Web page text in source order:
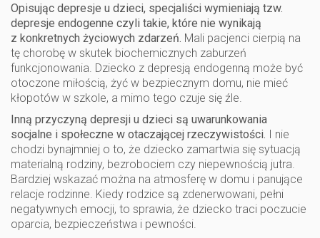
Opisując depresje u dzieci, specjaliści wymieniają tzw.
depresje endogenne czyli takie, które nie wynikają
z konkretnych życiowych zdarzeń. Mali pacjenci cierpią na
tę chorobę w skutek biochemicznych zaburzeń
funkcjonowania. Dziecko z depresją endogenną może być
otoczone miłością, żyć w bezpiecznym domu, nie mieć
kłopotów w szkole, a mimo tego czuje się źle.
Inną przyczyną depresji u dzieci są uwarunkowania
socjalne i społeczne w otaczającej rzeczywistości. I nie
chodzi bynajmniej o to, że dziecko zamartwia się sytuacją
materialną rodziny, bezrobociem czy niepewnością jutra.
Bardziej wskazać można na atmosferę w domu i panujące
relacje rodzinne. Kiedy rodzice są zdenerwowani, pełni
negatywnych emocji, to sprawia, że dziecko traci poczucie
oparcia, bezpieczeństwa i pewności.